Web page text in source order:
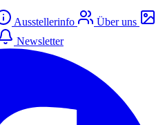
Ausstellerinfo
Über uns
Newsletter